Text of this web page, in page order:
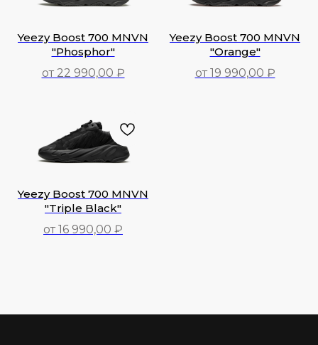
Yeezy Boost 700 MNVN
"Phosphor"
от 22 990,00 ₽
Yeezy Boost 700 MNVN
"Orange"
от 19 990,00 ₽
Yeezy Boost 700 MNVN
"Triple Black"
от 16 990,00 ₽